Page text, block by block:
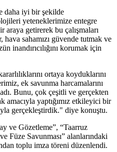
daha iyi bir şekilde
yeteneklerimize entegre
araya getirerek bu çalışmaları
sahamızı güvende tutmak ve
inandırıcılığını korumak için
ortaya koyduklarını
ek savunma harcamalarını
Bunu, çok çeşitli ve gerçekten
yaptığımız etkileyici bir
gerçekleştirdik." diye konuştu.
ve Gözetleme”, “Taarruz
Füze Savunması” alanlarındaki
toplu imza töreni düzenlendi.